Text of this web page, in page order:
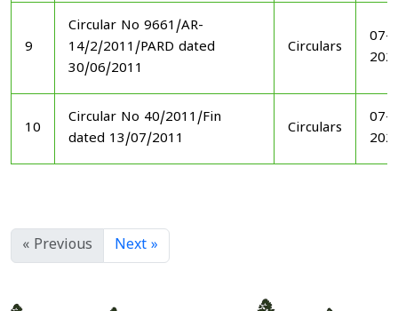
9
Circular No 9661/AR-
14/2/2011/PARD dated
30/06/2011
Circulars
07-
10
Circular No 40/2011/Fin
dated 13/07/2011
Circulars
07-
« Previous Next »